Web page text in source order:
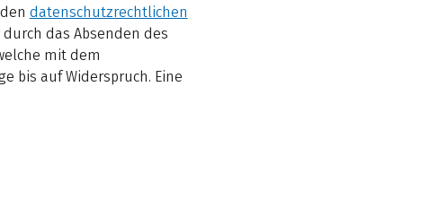
datenschutzrechtlichen
das Absenden des
mit dem
bis auf Widerspruch. Eine